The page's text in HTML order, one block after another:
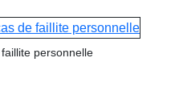
personnelle